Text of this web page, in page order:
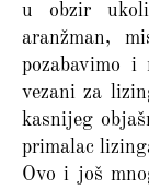
u obzir
aranžman,
pozabavimo i
vezani za
kasnijeg
primalac
Ovo i još